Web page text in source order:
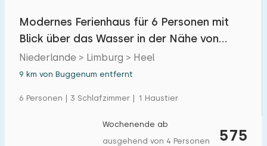
Modernes Ferienhaus für 6 Personen mit
Blick über das Wasser in der Nähe von
Roermond
Niederlande > Limburg > Heel
9 km von Buggenum entfernt
6 Personen | 3 Schlafzimmer | 1 Haustier
575
Wochenende ab
ausgehend von 4 Personen